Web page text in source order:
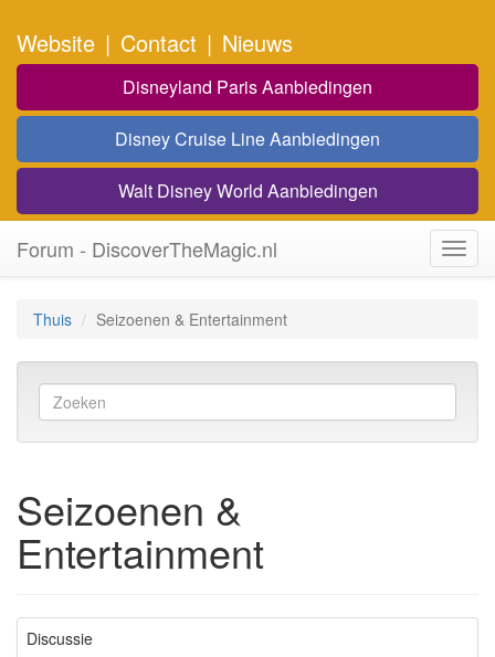
Website | Contact | Nieuws
Disneyland Paris Aanbiedingen
Disney Cruise Line Aanbiedingen
Walt Disney World Aanbiedingen
Forum - DiscoverTheMagic.nl
Thuis Seizoenen & Entertainment
Seizoenen &
Entertainment
Discussielijst
Discussie